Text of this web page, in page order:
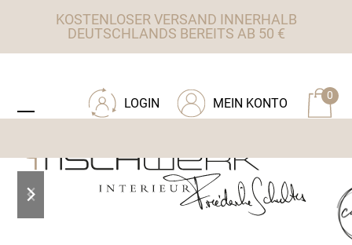
KOSTENLOSER VERSAND INNERHALB
DEUTSCHLANDS BEREITS AB 50 €
0
MEIN KONTO
LOGIN
mobile
mobile
slide
slide